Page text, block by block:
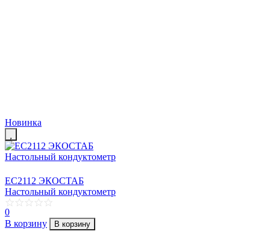
Новинка
EC2112 ЭКОСТАБ
Настольный кондуктометр
0
В корзину
В корзину